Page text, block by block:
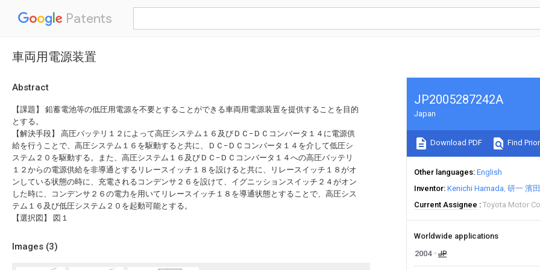
Patents
車両用電源装置
Abstract
【課題】 鉛蓄電池等の低圧用電源を不要とすることができる車両用電源装置を提供することを目的
とする。
【解決手段】 高圧バッテリ１２によって高圧システム１６及びＤＣ−ＤＣコンバータ１４に電源供
給を行うことで、高圧システム１６を駆動すると共に、ＤＣ−ＤＣコンバータ１４を介して低圧シ
ステム２０を駆動する。また、高圧システム１６及びＤＣ−ＤＣコンバータ１４への高圧バッテリ
１２からの電源供給を非導通とするリレースイッチ１８を設けると共に、リレースイッチ１８がオ
ンしている状態の時に、充電されるコンデンサ２６を設けて、イグニッションスイッチ２４がオン
した時に、コンデンサ２６の電力を用いてリレースイッチ１８を導通状態とすることで、高圧シス
テム１６及び低圧システム２０を起動可能とする。
【選択図】 図１
Images (3)
JP2005287242A
Japan
Download PDF Find
Other languages English
Inventor Kenichi Hamada 研一 濱田
Current Assignee
Toyota Motor
Worldwide applications
2004
JP